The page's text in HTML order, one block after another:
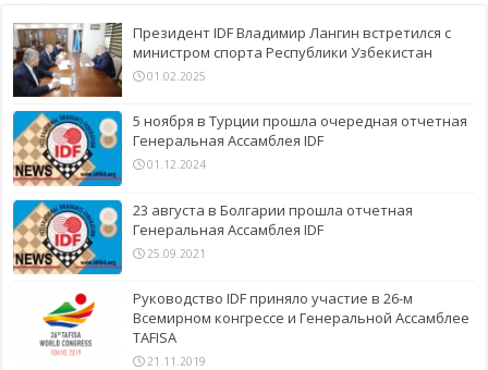
Президент IDF Владимир Лангин встретился с
министром спорта Республики Узбекистан
01.02.2025
5 ноября в Турции прошла очередная отчетная
Генеральная Ассамблея IDF
01.12.2024
23 августа в Болгарии прошла отчетная
Генеральная Ассамблея IDF
25.09.2021
Руководство IDF приняло участие в 26-м
Всемирном конгрессе и Генеральной Ассамблее
TAFISA
21.11.2019